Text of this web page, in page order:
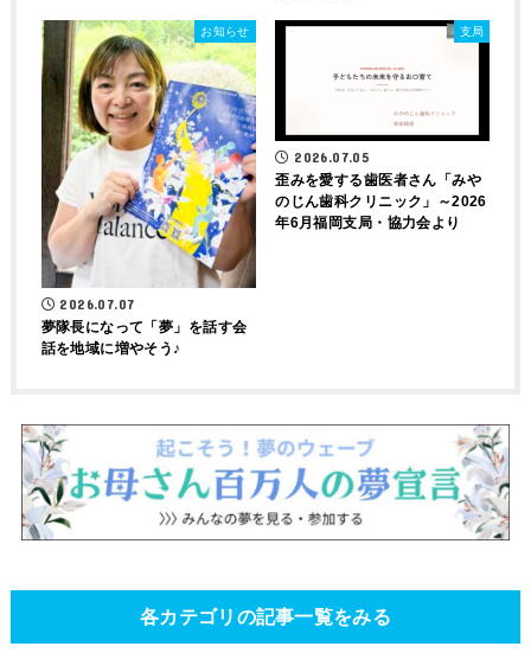
お知らせ
2026.07.07
夢隊長になって「夢」を話す会
話を地域に増やそう♪
支局
2026.07.05
歪みを愛する歯医者さん「みや
のじん歯科クリニック」～2026
年6月福岡支局・協力会より
各カテゴリの記事一覧をみる